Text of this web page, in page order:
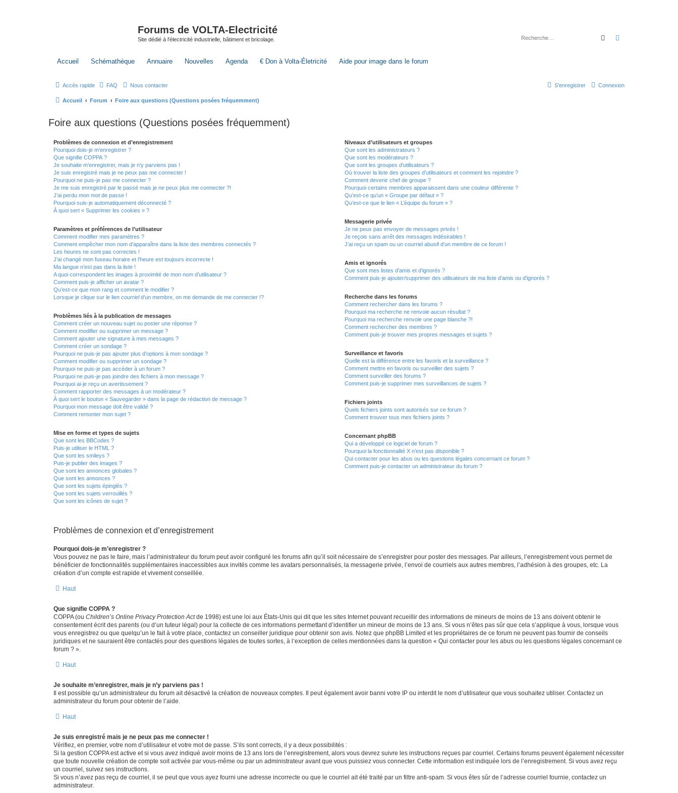
Forums de VOLTA-Electricité
Site dédié à l'électricité industrielle, bâtiment et bricolage. Rechercher
Accueil Schémathèque Annuaire Nouvelles Agenda € Don à Volta-Életricité Aide pour image dans le forum
Accès rapide FAQ Nous contacter Connexion
S’enregistrer
Accueil Forum Foire aux questions (Questions posées fréquemment)
Foire aux questions (Questions posées fréquemment)
Problèmes de connexion et d’enregistrement
Pourquoi dois-je m’enregistrer ?
Que signifie COPPA ?
Je souhaite m’enregistrer, mais je n’y parviens pas !
Je suis enregistré mais je ne peux pas me connecter !
Pourquoi ne puis-je pas me connecter ?
Je me suis enregistré par le passé mais je ne peux plus me connecter ?!
J’ai perdu mon mot de passe !
Pourquoi suis-je automatiquement déconnecté ?
À quoi sert « Supprimer les cookies » ?
Paramètres et préférences de l’utilisateur
Comment modifier mes paramètres ?
Comment empêcher mon nom d’apparaître dans la liste des membres connectés ?
Les heures ne sont pas correctes !
J’ai changé mon fuseau horaire et l’heure est toujours incorrecte !
Ma langue n’est pas dans la liste !
A quoi correspondent les images à proximité de mon nom d’utilisateur ?
Comment puis-je afficher un avatar ?
Qu’est-ce que mon rang et comment le modifier ?
Lorsque je clique sur le lien courrield’un membre, on me demande de me connecter !?
Problèmes liés à la publication de messages
Comment créer un nouveau sujet ou poster une réponse ?
Comment modifier ou supprimer un message ?
Comment ajouter une signature à mes messages ?
Comment créer un sondage ?
Pourquoi ne puis-je pas ajouter plus d’options à mon sondage ?
Comment modifier ou supprimer un sondage ?
Pourquoi ne puis-je pas accéder à un forum ?
Pourquoi ne puis-je pas joindre des fichiers à mon message ?
Pourquoi ai-je reçu un avertissement ?
Comment rapporter des messages à un modérateur ?
À quoi sert le bouton « Sauvegarder » dans la page de rédaction de message ?
Pourquoi mon message doit être validé ?
Comment remonter mon sujet ?
Mise en forme et types de sujets
Que sont les BBCodes ?
Puis-je utiliser le HTML ?
Que sont les smileys ?
Puis-je publier des images ?
Que sont les annonces globales ?
Que sont les annonces ?
Que sont les sujets épinglés ?
Que sont les sujets verrouillés ?
Que sont les icônes de sujet ?
Niveaux d’utilisateurs et groupes
Que sont les administrateurs ?
Que sont les modérateurs ?
Que sont les groupes d’utilisateurs ?
Où trouver la liste des groupes d’utilisateurs et comment les rejoindre ?
Comment devenir chef de groupe ?
Pourquoi certains membres apparaissent dans une couleur différente ?
Qu’est-ce qu’un « Groupe par défaut » ?
Qu’est-ce que le lien « L’équipe du forum » ?
Messagerie privée
Je ne peux pas envoyer de messages privés !
Je reçois sans arrêt des messages indésirables !
J’ai reçu un spam ou un courriel abusif d’un membre de ce forum !
Amis et ignorés
Que sont mes listes d’amis et d’ignorés ?
Comment puis-je ajouter/supprimer des utilisateurs de ma liste d’amis ou d’ignorés ?
Recherche dans les forums
Comment rechercher dans les forums ?
Pourquoi ma recherche ne renvoie aucun résultat ?
Pourquoi ma recherche renvoie une page blanche ?!
Comment rechercher des membres ?
Comment puis-je trouver mes propres messages et sujets ?
Surveillance et favoris
Quelle est la différence entre les favoris et la surveillance ?
Comment mettre en favoris ou surveiller des sujets ?
Comment surveiller des forums ?
Comment puis-je supprimer mes surveillances de sujets ?
Fichiers joints
Quels fichiers joints sont autorisés sur ce forum ?
Comment trouver tous mes fichiers joints ?
Concernant phpBB
Qui a développé ce logiciel de forum ?
Pourquoi la fonctionnalité X n’est pas disponible ?
Qui contacter pour les abus ou les questions légales concernant ce forum ?
Comment puis-je contacter un administrateur du forum ?
Problèmes de connexion et d’enregistrement
Pourquoi dois-je m’enregistrer ?
Vous pouvez ne pas le faire, mais l’administrateur du forum peut avoir configuré les forums afin qu’il soit nécessaire de s’enregistrer pour poster des messages. Par ailleurs, l’enregistrement vous permet de
bénéficier de fonctionnalités supplémentaires inaccessibles aux invités comme les avatars personnalisés, la messagerie privée, l’envoi de courriels aux autres membres, l’adhésion à des groupes, etc. La
création d’un compte est rapide et vivement conseillée.
Haut
Que signifie COPPA ?
COPPA (ou Children’s Online Privacy Protection Actde 1998) est une loi aux États-Unis qui dit que les sites Internet pouvant recueillir des informations de mineurs de moins de 13 ans doivent obtenir le
consentement écrit des parents (ou d’un tuteur légal) pour la collecte de ces informations permettant d’identifier un mineur de moins de 13 ans. Si vous n’êtes pas sûr que cela s’applique à vous, lorsque vous
vous enregistrez ou que quelqu’un le fait à votre place, contactez un conseiller juridique pour obtenir son avis. Notez que phpBB Limited et les propriétaires de ce forum ne peuvent pas fournir de conseils
juridiques et ne sauraient être contactés pour des questions légales de toutes sortes, à l’exception de celles mentionnées dans la question « Qui contacter pour les abus ou les questions légales concernant ce
forum ? ».
Haut
Je souhaite m’enregistrer, mais je n’y parviens pas !
Il est possible qu’un administrateur du forum ait désactivé la création de nouveaux comptes. Il peut également avoir banni votre IP ou interdit le nom d’utilisateur que vous souhaitez utiliser. Contactez un
administrateur du forum pour obtenir de l’aide.
Haut
Je suis enregistré mais je ne peux pas me connecter !
Vérifiez, en premier, votre nom d’utilisateur et votre mot de passe. S’ils sont corrects, il y a deux possibilités :
Si la gestion COPPA est active et si vous avez indiqué avoir moins de 13 ans lors de l’enregistrement, alors vous devrez suivre les instructions reçues par courriel. Certains forums peuvent également nécessiter
que toute nouvelle création de compte soit activée par vous-même ou par un administrateur avant que vous puissiez vous connecter. Cette information est indiquée lors de l’enregistrement. Si vous avez reçu
un courriel, suivez ses instructions.
Si vous n’avez pas reçu de courriel, il se peut que vous ayez fourni une adresse incorrecte ou que le courriel ait été traité par un filtre anti-spam. Si vous êtes sûr de l’adresse courriel fournie, contactez un
administrateur.